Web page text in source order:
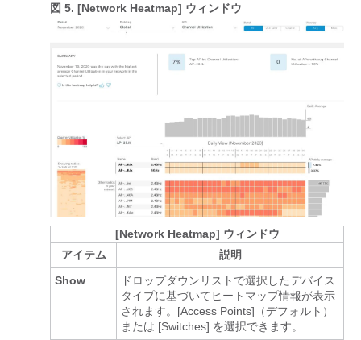
図 5. [Network Heatmap] ウィンドウ
[Network Heatmap] ウィンドウ
アイテム
説明
Show
ドロップダウンリストで選択したデバイス
タイプに基づいてヒートマップ情報が表示
されます。[Access Points] （デフォルト）
または [Switches] を選択できます。